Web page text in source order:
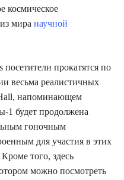
космическое
мира научной
прокатятся по
весьма реалистичных
напоминающем
1 будет продолжена
гоночным
для участия в этих
того, здесь
можно посмотреть